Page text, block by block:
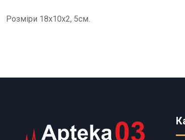
Розміри 18х10х2, 5см.